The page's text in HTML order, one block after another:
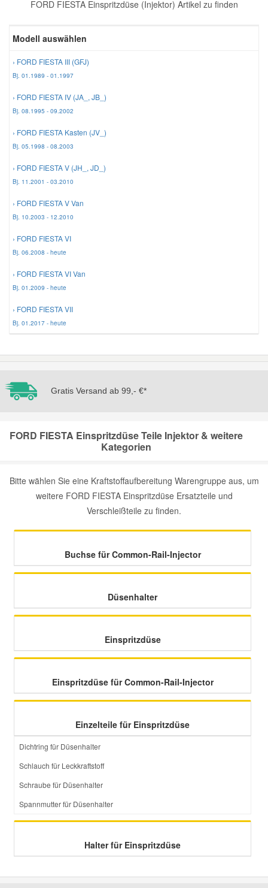
FORD FIESTA Einspritzdüse (Injektor) Artikel zu finden
Modell auswählen
› FORD FIESTA III (GFJ)
Bj. 01.1989 - 01.1997
› FORD FIESTA IV (JA_, JB_)
Bj. 08.1995 - 09.2002
› FORD FIESTA Kasten (JV_)
Bj. 05.1998 - 08.2003
› FORD FIESTA V (JH_, JD_)
Bj. 11.2001 - 03.2010
› FORD FIESTA V Van
Bj. 10.2003 - 12.2010
› FORD FIESTA VI
Bj. 06.2008 - heute
› FORD FIESTA VI Van
Bj. 01.2009 - heute
› FORD FIESTA VII
Bj. 01.2017 - heute
Gratis Versand ab 99,- €*
FORD FIESTA Einspritzdüse Teile Injektor & weitere
Kategorien
Bitte wählen Sie eine Kraftstoffaufbereitung Warengruppe aus, um
weitere FORD FIESTA Einspritzdüse Ersatzteile und
Verschleißteile zu finden.
Buchse für Common-Rail-Injector
Düsenhalter
Einspritzdüse
Einspritzdüse für Common-Rail-Injector
Einzelteile für Einspritzdüse
Dichtring für Düsenhalter
Schlauch für Leckkraftstoff
Schraube für Düsenhalter
Spannmutter für Düsenhalter
Halter für Einspritzdüse
Zündanlage und Glühanlage
Mercedes Ersatzteile
Mini Ersatzteile
Mitsubishi Ersatzteile
Nissan Ersatzteile
Seat Ersatzteile
Skoda Ersatzteile
Smart Ersatzteile
Toyota Ersatzteile
Volvo Ersatzteile